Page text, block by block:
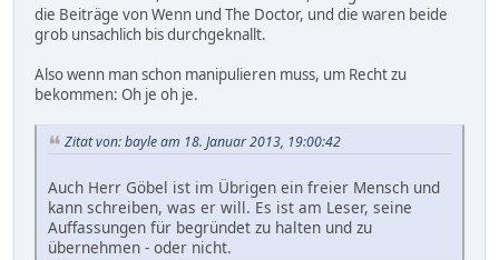
die Beiträge von Wenn und The Doctor, und die waren beide
grob unsachlich bis durchgeknallt.
Also wenn man schon manipulieren muss, um Recht zu
bekommen: Oh je oh je.
Zitat von: bayle am 18. Januar 2013, 19:00:42
Auch Herr Göbel ist im Übrigen ein freier Mensch und
kann schreiben, was er will. Es ist am Leser, seine
Auffassungen für begründet zu halten und zu
übernehmen - oder nicht.